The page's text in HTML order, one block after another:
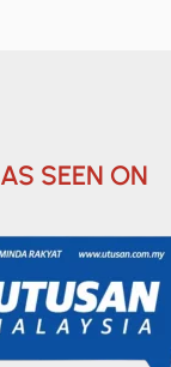
AS SEEN ON